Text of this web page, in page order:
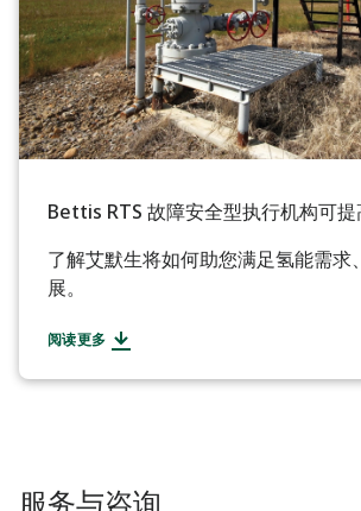
Bettis RTS 故障安全型执行机构可
了解艾默生将如何助您满足氢能需求
展。
阅读更多
服务与咨询